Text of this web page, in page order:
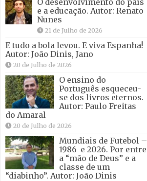
e a educação. Autor: Renato
Nunes
21 de Julho de 2026
E tudo a bola levou. E viva Espanha!
Autor: João Dinis, Jano
20 de Julho de 2026
O ensino do
Português esqueceu-
se dos livros eternos.
Autor: Paulo Freitas
do Amaral
20 de Julho de 2026
Mundiais de Futebol –
1986 e 2026. Por entre
a “mão de Deus” e a
classe de um
“diabinho”. Autor: João Dinis